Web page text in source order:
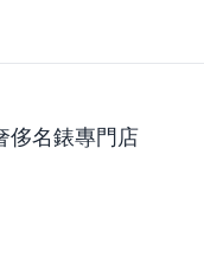
侈名錶專門店